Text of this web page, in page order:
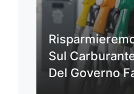
Sul
Del Governo